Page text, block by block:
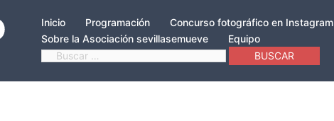
Inicio Programación Concurso fotográfico en Instagram
Sobre la Asociación sevillasemueve
Equipo
Buscar: